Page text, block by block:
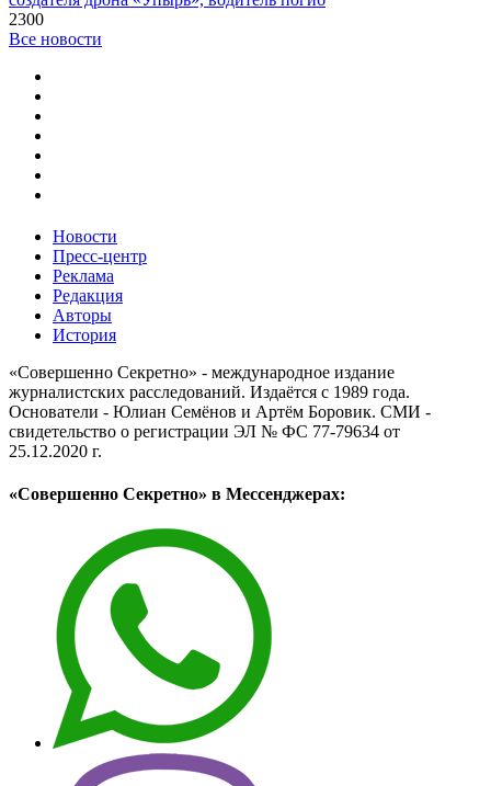
2300
Все новости
Новости
Пресс-центр
Реклама
Редакция
Авторы
История
«Совершенно Секретно» - международное издание
журналистских расследований. Издаётся с 1989 года.
Основатели - Юлиан Семёнов и Артём Боровик. CМИ -
свидетельство о регистрации ЭЛ № ФС 77-79634 от
25.12.2020 г.
«Совершенно Секретно» в Мессенджерах: